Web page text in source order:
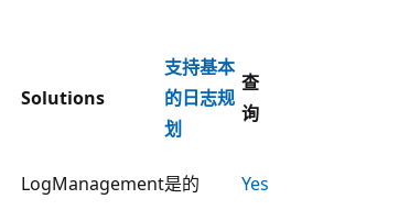
Solutions
支持基本
的日志规
划
查
询
LogManagement是的 Yes